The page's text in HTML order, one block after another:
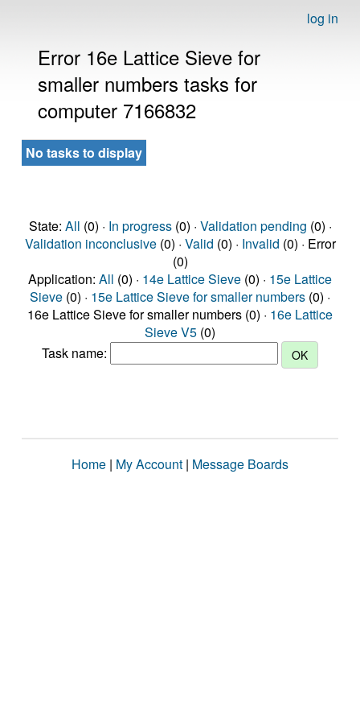
log in
Error 16e Lattice Sieve for
smaller numbers tasks for
computer 7166832
No tasks to display
State: All (0) · In progress(0) · Validation pending (0) ·
Validation inconclusive(0) · Valid (0) · Invalid (0) · Error
(0)
Application: All (0) · 14e Lattice Sieve (0) · 15e Lattice
Sieve (0) · 15e Lattice Sieve for smaller numbers (0) ·
16e Lattice Sieve for smaller numbers (0) · 16e Lattice
Sieve V5 (0)
Task name:
Home | My Account | Message Boards